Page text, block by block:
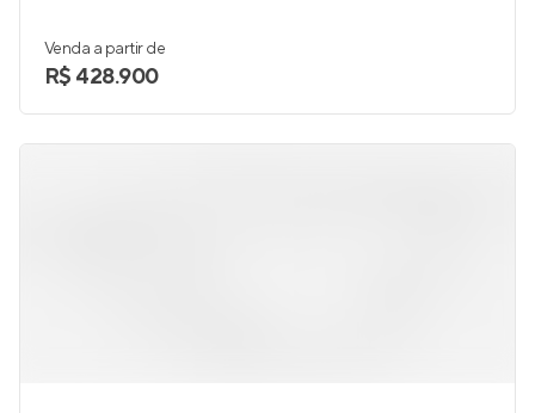
Venda a partir de
R$ 428.900